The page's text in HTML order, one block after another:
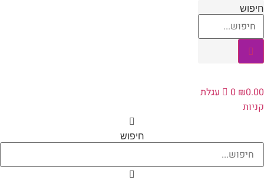
₪
0
עגלת
חיפוש